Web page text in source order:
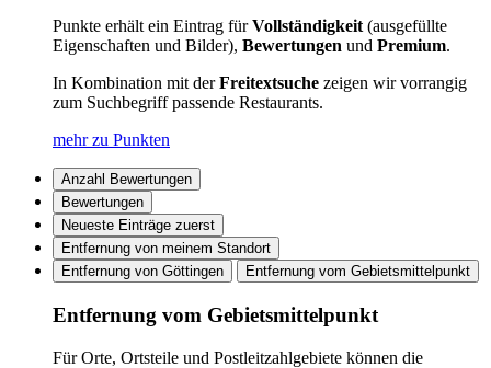
Punkte erhält ein Eintrag fürVollständigkeit (ausgefüllte
Eigenschaften und Bilder), Bewertungen und Premium.
In Kombination mit derFreitextsuche zeigen wir vorrangig
zum Suchbegriff passende Restaurants.
mehr zu Punkten
Anzahl Bewertungen
Bewertungen
Neueste Einträge zuerst
Entfernung von meinem Standort
Entfernung von Göttingen
Entfernung vom Gebietsmittelpunkt
Entfernung vom Gebietsmittelpunkt
Für Orte, Ortsteile und Postleitzahlgebiete können die